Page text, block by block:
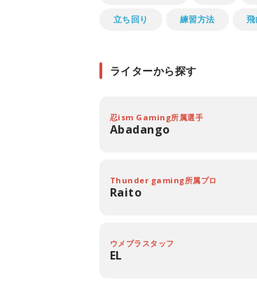
立ち回り 練習方法 飛
ライターから探す
忍ism Gaming所属選手
Abadango
Thunder gaming所属プロ
Raito
ウメブラスタッフ
EL